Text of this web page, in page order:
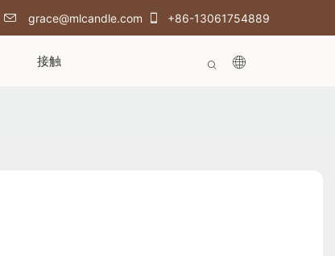
grace@mlcandle.com +86-13061754889
接触